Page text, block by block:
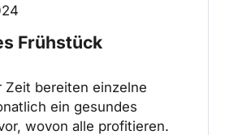
Frühstück
Zeit bereiten einzelne
ein gesundes
wovon alle profitieren.